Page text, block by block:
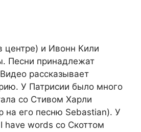
центре) и Ивонн Кили
Песни принадлежат
рассказывает
У Патрисии было много
со Стивом Харли
на его песню Sebastian). У
have words со Скоттом